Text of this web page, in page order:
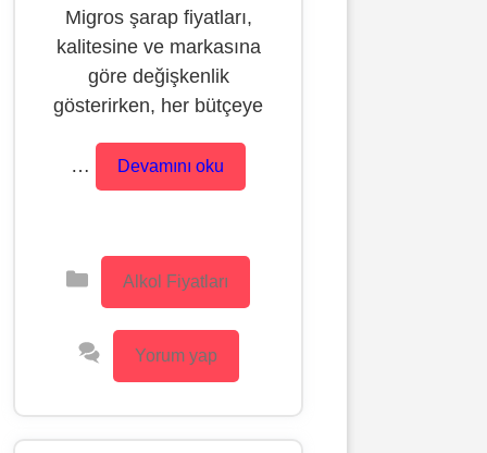
Migros şarap fiyatları,
kalitesine ve markasına
göre değişkenlik
gösterirken, her bütçeye
… Devamını oku
Alkol Fiyatları
Yorum yap